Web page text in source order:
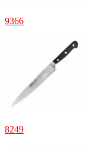
9366
8249